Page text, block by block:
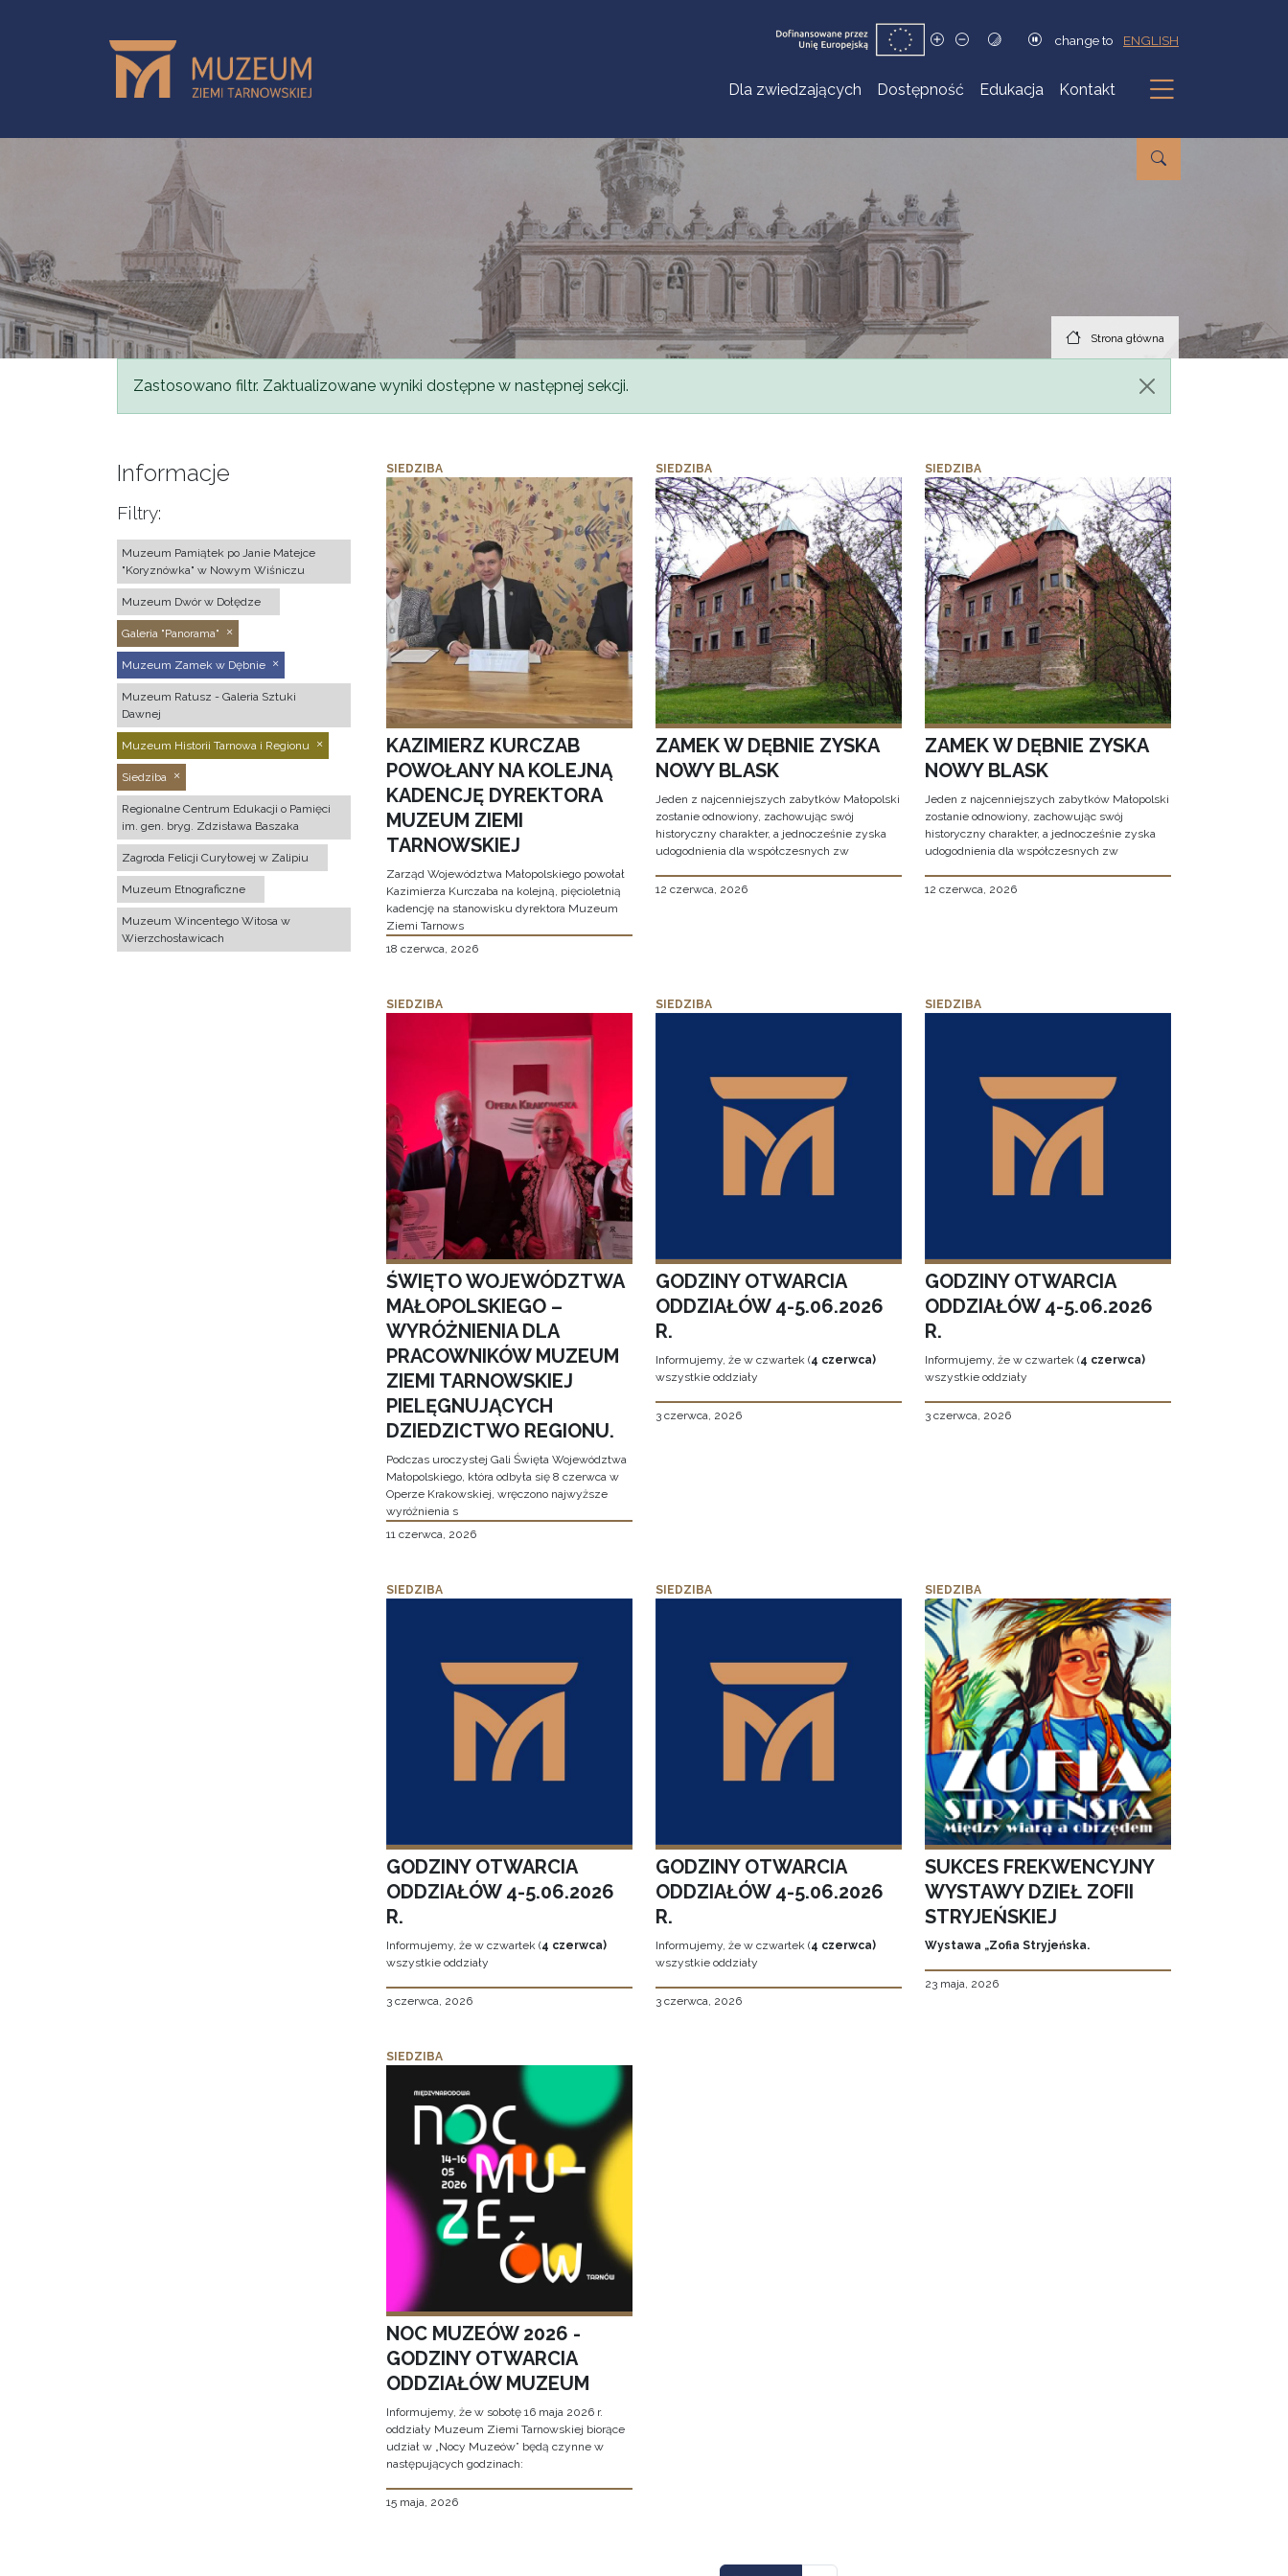
change to ENGLISH
Dla zwiedzających Dostępność Edukacja Kontakt
Podmenu
Strona główna
Komunikat
Zastosowano filtr. Zaktualizowane wyniki dostępne w następnej sekcji.
Informacje
Filtry:
Muzeum Pamiątek po Janie Matejce
"Koryznówka" w Nowym Wiśniczu
Muzeum Dwór w Dołędze
Galeria "Panorama"
Muzeum Zamek w Dębnie
Muzeum Ratusz - Galeria Sztuki
Dawnej
Muzeum Historii Tarnowa i Regionu
Siedziba
Regionalne Centrum Edukacji o Pamięci
im. gen. bryg. Zdzisława Baszaka
Zagroda Felicji Curyłowej w Zalipiu
Muzeum Etnograficzne
Muzeum Wincentego Witosa w
Wierzchosławicach
SIEDZIBA
KAZIMIERZ KURCZAB
POWOŁANY NA KOLEJNĄ
KADENCJĘ DYREKTORA
MUZEUM ZIEMI
TARNOWSKIEJ
Zarząd Województwa Małopolskiego powołał
Kazimierza Kurczaba na kolejną, pięcioletnią
kadencję na stanowisku dyrektora Muzeum
Ziemi Tarnows
18 czerwca, 2026
SIEDZIBA
ZAMEK W DĘBNIE ZYSKA
NOWY BLASK
Jeden z najcenniejszych zabytków Małopolski
zostanie odnowiony, zachowując swój
historyczny charakter, a jednocześnie zyska
udogodnienia dla współczesnych zw
12 czerwca, 2026
SIEDZIBA
ZAMEK W DĘBNIE ZYSKA
NOWY BLASK
Jeden z najcenniejszych zabytków Małopolski
zostanie odnowiony, zachowując swój
historyczny charakter, a jednocześnie zyska
udogodnienia dla współczesnych zw
12 czerwca, 2026
SIEDZIBA
ŚWIĘTO WOJEWÓDZTWA
MAŁOPOLSKIEGO –
WYRÓŻNIENIA DLA
PRACOWNIKÓW MUZEUM
ZIEMI TARNOWSKIEJ
PIELĘGNUJĄCYCH
DZIEDZICTWO REGIONU.
Podczas uroczystej Gali Święta Województwa
Małopolskiego, która odbyła się 8 czerwca w
Operze Krakowskiej, wręczono najwyższe
wyróżnienia s
11 czerwca, 2026
SIEDZIBA
GODZINY OTWARCIA
ODDZIAŁÓW 4-5.06.2026
R.
Informujemy, że w czwartek (4 czerwca)
wszystkie oddziały
3 czerwca, 2026
SIEDZIBA
GODZINY OTWARCIA
ODDZIAŁÓW 4-5.06.2026
R.
Informujemy, że w czwartek (4 czerwca)
wszystkie oddziały
3 czerwca, 2026
SIEDZIBA
GODZINY OTWARCIA
ODDZIAŁÓW 4-5.06.2026
R.
Informujemy, że w czwartek (4 czerwca)
wszystkie oddziały
3 czerwca, 2026
SIEDZIBA
GODZINY OTWARCIA
ODDZIAŁÓW 4-5.06.2026
R.
Informujemy, że w czwartek (4 czerwca)
wszystkie oddziały
3 czerwca, 2026
SIEDZIBA
SUKCES FREKWENCYJNY
WYSTAWY DZIEŁ ZOFII
STRYJEŃSKIEJ
Wystawa „Zofia Stryjeńska.
23 maja, 2026
SIEDZIBA
NOC MUZEÓW 2026 -
GODZINY OTWARCIA
ODDZIAŁÓW MUZEUM
Informujemy, że w sobotę 16 maja 2026 r.
oddziały Muzeum Ziemi Tarnowskiej biorące
udział w „Nocy Muzeów” będą czynne w
następujących godzinach:
15 maja, 2026